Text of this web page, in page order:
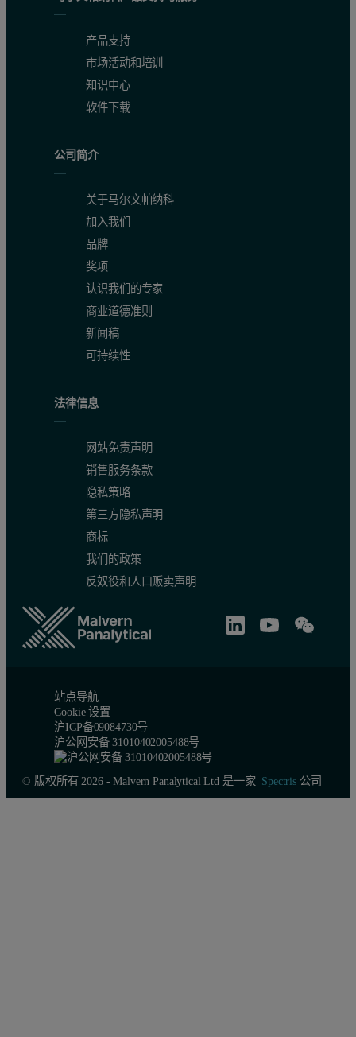
产品支持
市场活动和培训
知识中心
软件下载
公司简介
关于马尔文帕纳科
加入我们
品牌
奖项
认识我们的专家
商业道德准则
新闻稿
可持续性
法律信息
网站免责声明
销售服务条款
隐私策略
第三方隐私声明
商标
我们的政策
反奴役和人口贩卖声明
站点导航
Cookie 设置
沪ICP备09084730号
沪公网安备 31010402005488号
© 版权所有 2026 - Malvern Panalytical Ltd 是一家 Spectris公司